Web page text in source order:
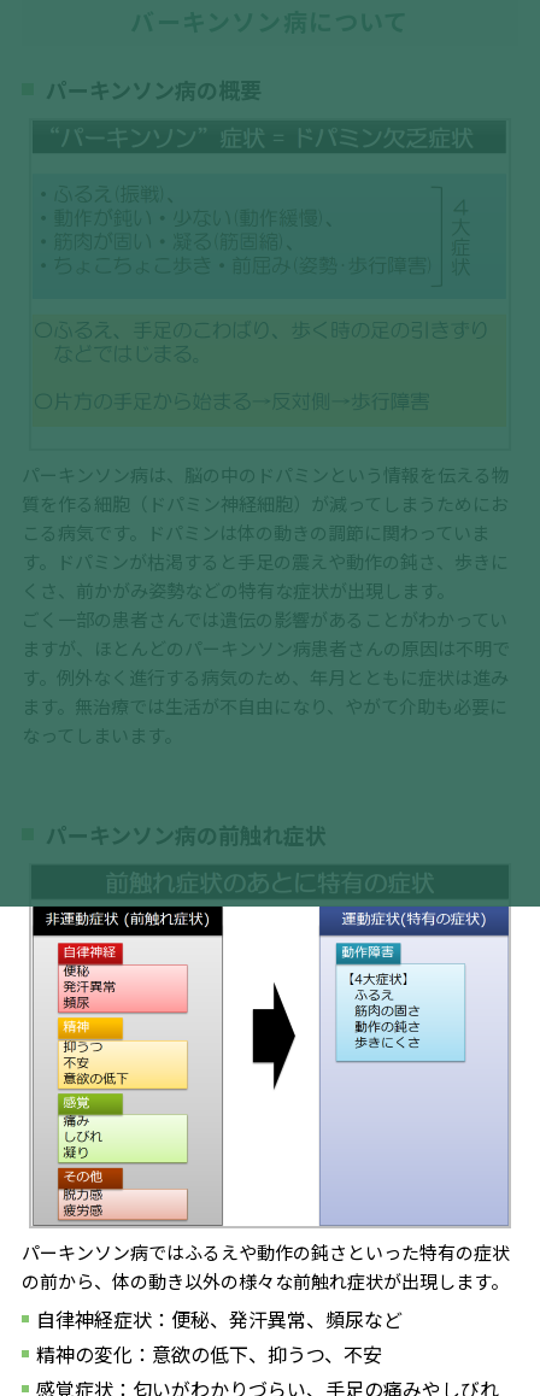
パーキンソン病の概要
パーキンソン病は、脳の中のドパミンという情報を伝える物
質を作る細胞（ドパミン神経細胞）が減ってしまうためにお
こる病気です。ドパミンは体の動きの調節に関わっていま
す。ドパミンが枯渇すると手足の震えや動作の鈍さ、歩きに
くさ、前かがみ姿勢などの特有な症状が出現します。
ごく一部の患者さんでは遺伝の影響があることがわかってい
ますが、ほとんどのパーキンソン病患者さんの原因は不明で
す。例外なく進行する病気のため、年月とともに症状は進み
ます。無治療では生活が不自由になり、やがて介助も必要に
なってしまいます。
パーキンソン病の前触れ症状
パーキンソン病ではふるえや動作の鈍さといった特有の症状
の前から、体の動き以外の様々な前触れ症状が出現します。
自律神経症状：便秘、発汗異常、頻尿など
精神の変化：意欲の低下、抑うつ、不安
感覚症状：匂いがわかりづらい、手足の痛みやしびれ